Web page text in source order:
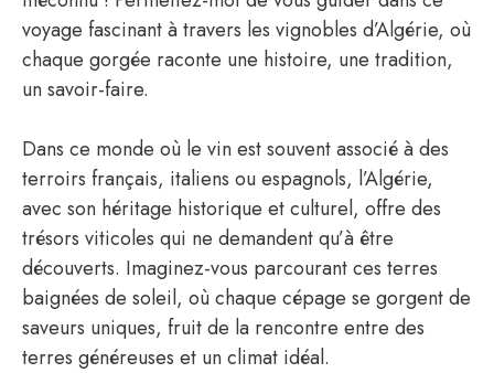
voyage fascinant à travers les vignobles d’Algérie, où
chaque gorgée raconte une histoire, une tradition,
un savoir-faire.
Dans ce monde où le vin est souvent associé à des
terroirs français, italiens ou espagnols, l’Algérie,
avec son héritage historique et culturel, offre des
trésors viticoles qui ne demandent qu’à être
découverts. Imaginez-vous parcourant ces terres
baignées de soleil, où chaque cépage se gorgent de
saveurs uniques, fruit de la rencontre entre des
terres généreuses et un climat idéal.